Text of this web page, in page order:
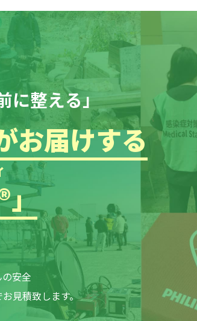
に整える」
お届けする
」
安全
見積致します。